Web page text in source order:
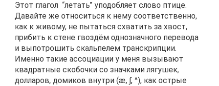
Этот глагол “летать” уподобляет слово птице.
Давайте же относиться к нему соответственно,
как к живому, не пытаться схватить за хвост,
прибить к стене гвоздём однозначного перевода
и выпотрошить скальпелем транскрипции.
Именно такие ассоциации у меня вызывают
квадратные скобочки со значками лягушек,
долларов, домиков внутри (æ, ∫, ^), как острые